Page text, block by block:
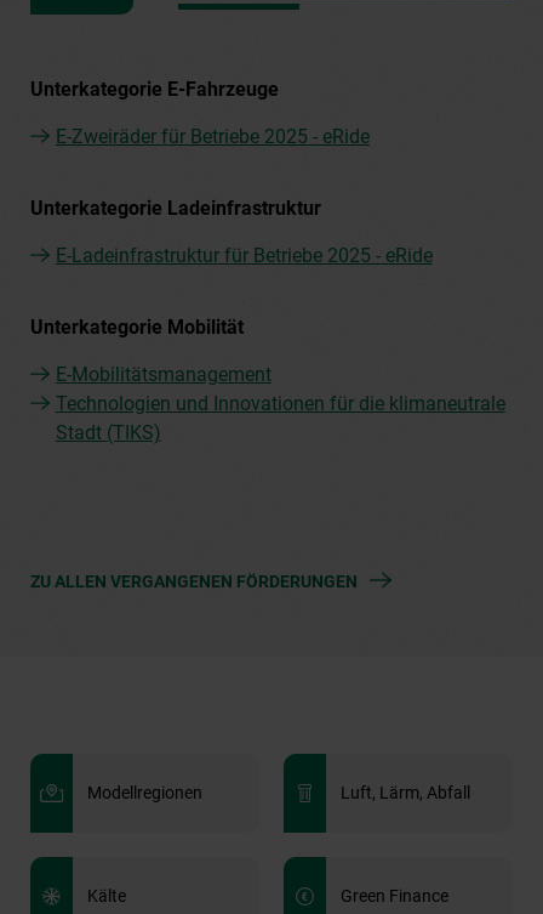
Unterkategorie E-Fahrzeuge
E-Zweiräder für Betriebe 2025 - eRide
Unterkategorie Ladeinfrastruktur
E-Ladeinfrastruktur für Betriebe 2025 - eRide
Unterkategorie Mobilität
E-Mobilitätsmanagement
Technologien und Innovationen für die klimaneutrale
Stadt (TIKS)
ZU ALLEN VERGANGENEN FÖRDERUNGEN
Modellregionen Luft, Lärm, Abfall
Kälte Green Finance